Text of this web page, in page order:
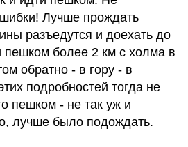
Лучше прождать
разъедутся и доехать до
пешком более 2 км с холма в
обратно - в гору - в
подробностей тогда не
пешком - не так уж и
лучше было подождать.